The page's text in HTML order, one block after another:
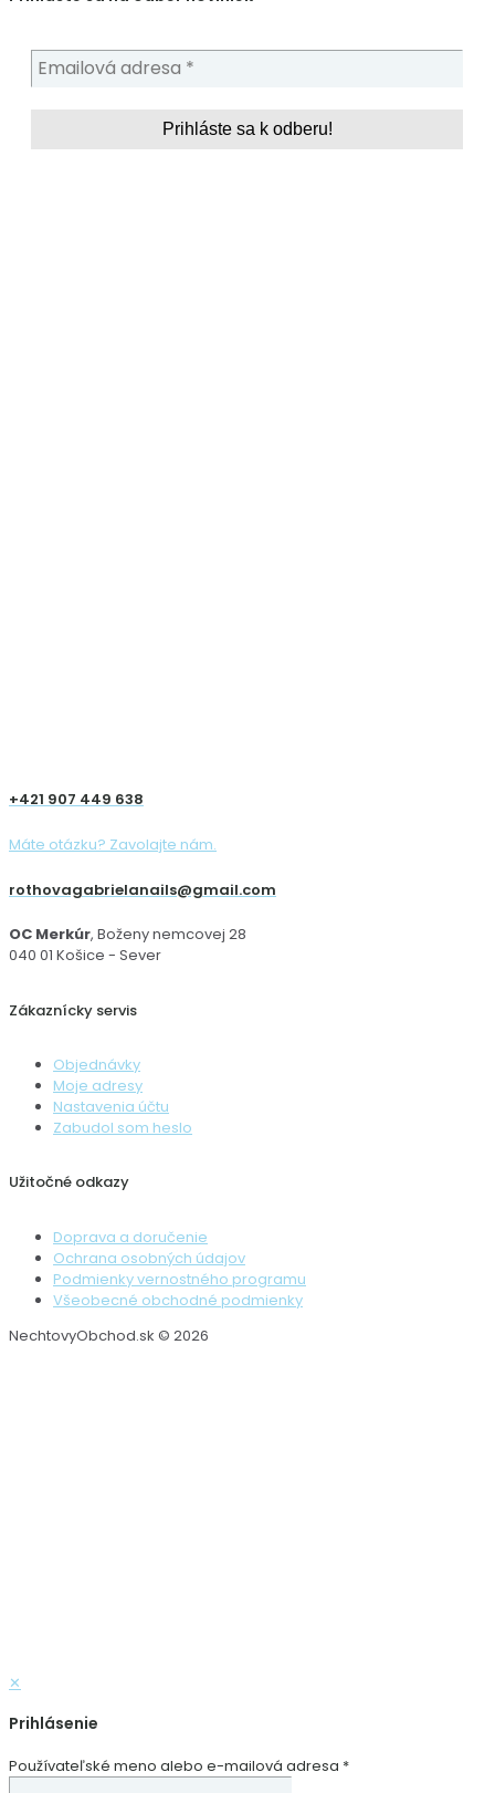
+421 907 449 638
Máte otázku? Zavolajte nám.
rothovagabrielanails@gmail.com
OC Merkúr, Boženy nemcovej 28
040 01 Košice - Sever
Zákaznícky servis
Objednávky
Moje adresy
Nastavenia účtu
Zabudol som heslo
Užitočné odkazy
Doprava a doručenie
Ochrana osobných údajov
Podmienky vernostného programu
Všeobecné obchodné podmienky
NechtovyObchod.sk © 2026
✕
Prihlásenie
Používateľské meno alebo e-mailová adresa *